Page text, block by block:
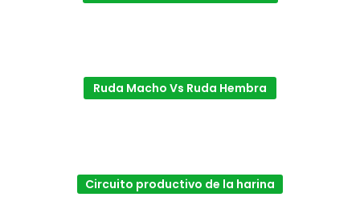
Ruda Macho Vs Ruda Hembra
Circuito productivo de la harina